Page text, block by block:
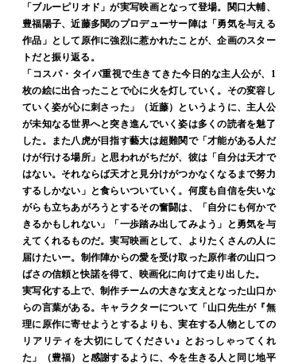
「ブルーピリオド」が実写映画となって登場。関口大輔、
豊福陽子、近藤多聞のプロデューサー陣は「勇気を与える
作品」として原作に強烈に惹かれたことが、企画のスター
トだと振り返る。
「コスパ・タイパ重視で生きてきた今日的な主人公が、1
枚の絵に出合ったことで心に火を灯していく。その変容し
ていく姿が心に刺さった」（近藤）というように、主人公
が未知なる世界へと突き進んでいく姿は多くの読者を魅了
した。また八虎が目指す藝大は超難関で「才能がある人だ
けが行ける場所」と思われがちだが、彼は「自分は天才で
はない。それならば天才と見分けがつかなくなるまで努力
するしかない」と食らいついていく。何度も自信を失いな
がらも立ちあがろうとするその奮闘は、「自分にも何かで
きるかもしれない」「一歩踏み出してみよう」と勇気を与
えてくれるものだ。実写映画として、よりたくさんの人に
届けたいー。制作陣からの愛を受け取った原作者の山口つ
ばさの信頼と快諾を得て、映画化に向けて走り出した。
実写化する上で、制作チームの大きな支えとなった山口か
らの言葉がある。キャラクターについて「山口先生が『無
理に原作に寄せようとするよりも、実在する人物としての
リアリティを大切にしてください』とおっしゃってくれ
た」（豊福）と感謝するように、今を生きる人と同じ地平